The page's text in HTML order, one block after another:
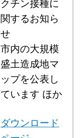
クチン接種に
関するお知ら
せ
市内の大規模
盛土造成地マ
ップを公表し
ています ほか
ダウンロード